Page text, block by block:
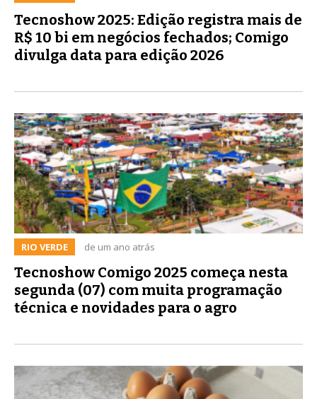
Tecnoshow 2025: Edição registra mais de
R$ 10 bi em negócios fechados; Comigo
divulga data para edição 2026
RIO VERDE de um ano atrás
Tecnoshow Comigo 2025 começa nesta
segunda (07) com muita programação
técnica e novidades para o agro